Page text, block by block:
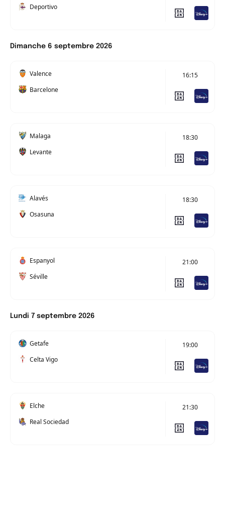
Deportivo
Dimanche 6 septembre 2026
Valence
Barcelone
16:15
Malaga
Levante
18:30
Alavés
Osasuna
18:30
Espanyol
Séville
21:00
Lundi 7 septembre 2026
Getafe
Celta Vigo
19:00
Elche
Real Sociedad
21:30